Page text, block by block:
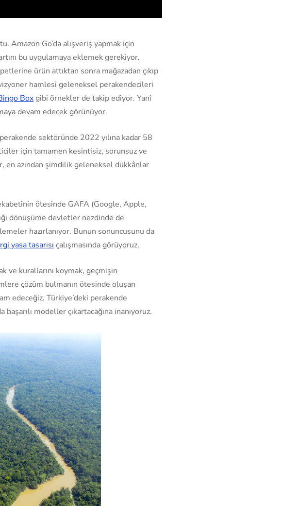
Go’da alışveriş yapmak için
bu uygulamaya eklemek gerekiyor.
ürün attıktan sonra mağazadan çıkıp
hamlesi geleneksel perakendecileri
Boxgibi örnekler de takip ediyor. Yani
devam edecek görünüyor.
sektöründe 2022 yılına kadar 58
için tamamen kesintisiz, sorunsuz ve
en azından şimdilik geleneksel dükkânlar
ötesinde GAFA (Google, Apple,
dönüşüme devletler nezdinde de
hazırlanıyor. Bunun sonuncusunu da
yasa tasarısı çalışmasında görüyoruz.
ve kurallarını koymak, geçmişin
çözüm bulmanın ötesinde oluşan
edeceğiz. Türkiye’deki perakende
modeller çıkartacağına inanıyoruz.